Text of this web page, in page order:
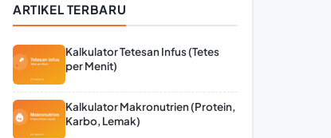
ARTIKEL TERBARU
Kalkulator Tetesan Infus (Tetes
per Menit)
Kalkulator Makronutrien (Protein,
Karbo, Lemak)